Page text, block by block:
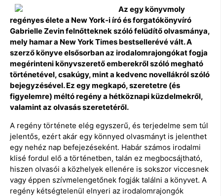
Az egy könyvmoly
regényes élete a New York-i író és forgatókönyvíró
Gabrielle Zevin felnőtteknek szóló felüdítő olvasmánya,
mely hamar a New York Times bestsellerévé vált. A
szerző könyve elsősorban az irodalomrajongókat fogja
megérinteni könyvszerető emberekről szóló megható
történetével, csakúgy, mint a kedvenc novellákról szóló
bejegyzésével. Ez egy megkapó, szeretetre (és
figyelemre) méltó regény a hétköznapi küzdelmekről,
valamint az olvasás szeretetéről.
A regény története elég egyszerű, és terjedelme sem túl
jelentős, ezért akár egy könnyed olvasmányt is jelenthet
egy nehéz nap befejezéseként. Habár számos irodalmi
klisé fordul elő a történetben, talán ez megbocsájtható,
hiszen olvasói a közhelyek ellenére is sokszor viccesnek
vagy éppen szívmelengetőnek fogják találni a könyvet. A
regény kétségtelenül elnyeri az irodalomrajongók